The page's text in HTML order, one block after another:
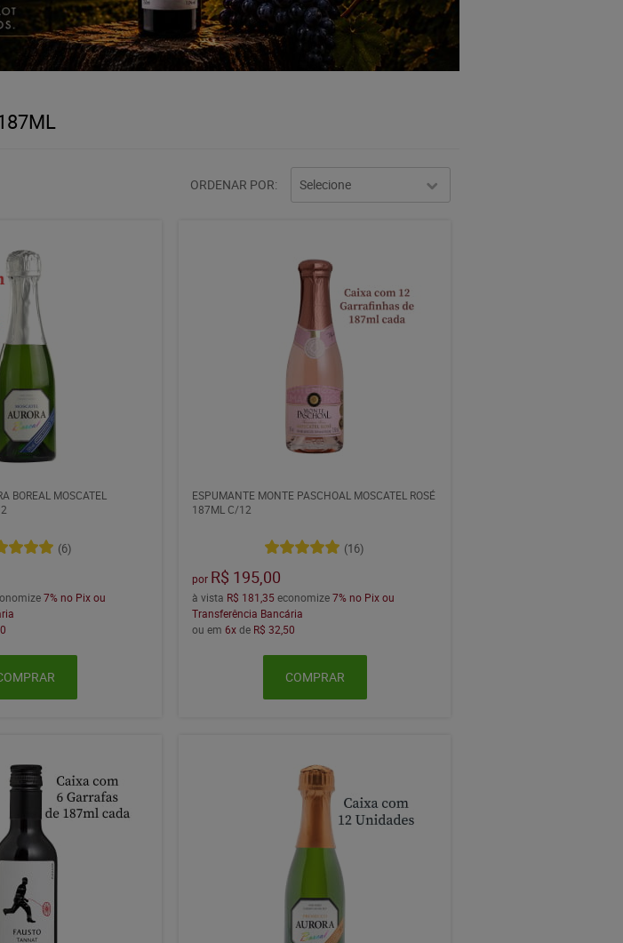
ORDENAR POR Selecione
BOREAL MOSCATEL
(6)
7% no Pix ou
ESPUMANTE MONTE PASCHOAL MOSCATEL ROSÉ
187ML C/12
(16)
por R$ 195,00
à vista R$ 181,35economize7% no Pix ou
Transferência Bancária
ou em6xde R$ 32,50
COMPRAR